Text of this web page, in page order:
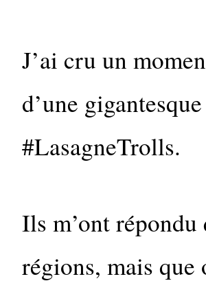
J’ai cru un
d’une
#LasagneTrolls.
Ils m’ont répondu
régions, mais